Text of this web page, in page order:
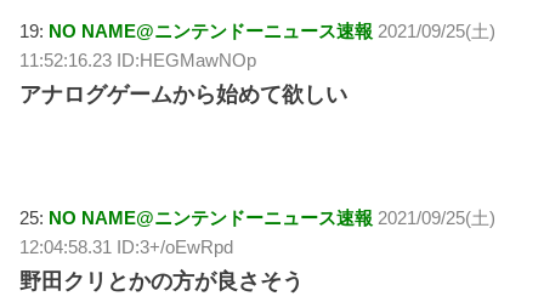
19: NO NAME@ニンテンドーニュース速報 2021/09/25(土)
11:52:16.23 ID:HEGMawNOp
アナログゲームから始めて欲しい
25: NO NAME@ニンテンドーニュース速報 2021/09/25(土)
12:04:58.31 ID:3+/oEwRpd
野田クリとかの方が良さそう